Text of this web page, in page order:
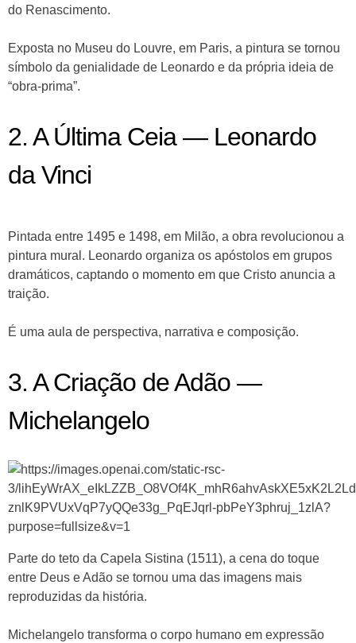
do Renascimento.
Exposta no Museu do Louvre, em Paris, a pintura se tornou
símbolo da genialidade de Leonardo e da própria ideia de
“obra-prima”.
2. A Última Ceia — Leonardo
da Vinci
Pintada entre 1495 e 1498, em Milão, a obra revolucionou a
pintura mural. Leonardo organiza os apóstolos em grupos
dramáticos, captando o momento em que Cristo anuncia a
traição.
É uma aula de perspectiva, narrativa e composição.
3. A Criação de Adão —
Michelangelo
Parte do teto da Capela Sistina (1511), a cena do toque
entre Deus e Adão se tornou uma das imagens mais
reproduzidas da história.
Michelangelo transforma o corpo humano em expressão